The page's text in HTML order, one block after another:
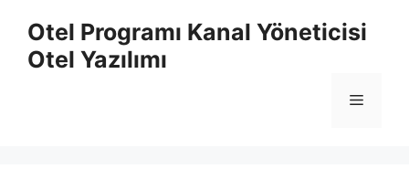
Otel Programı Kanal Yöneticisi
Otel Yazılımı
Menü